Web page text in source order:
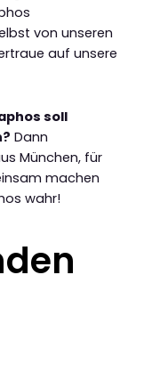
von unseren
auf unsere
soll
Dann
München, für
machen
wahr!